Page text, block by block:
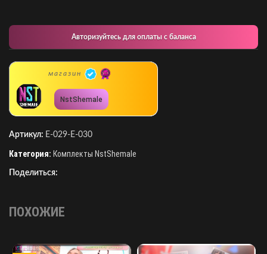
Авторизуйтесь для оплаты с баланса
магазин
NstShemale
Артикул: E-029-E-030
Категория: Комплекты NstShemale
Поделиться:
ПОХОЖИЕ